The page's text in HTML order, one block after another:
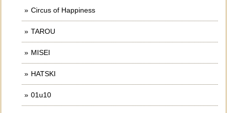
Circus of Happiness
TAROU
MISEI
HATSKI
01u10